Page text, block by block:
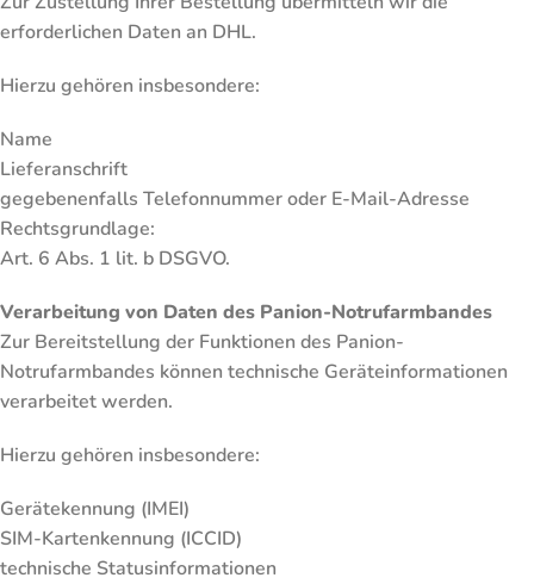
erforderlichen Daten an DHL.
Hierzu gehören insbesondere:
Name
Lieferanschrift
gegebenenfalls Telefonnummer oder E-Mail-Adresse
Rechtsgrundlage:
Art. 6 Abs. 1 lit. b DSGVO.
Verarbeitung von Daten des Panion-Notrufarmbandes
Zur Bereitstellung der Funktionen des Panion-
Notrufarmbandes können technische Geräteinformationen
verarbeitet werden.
Hierzu gehören insbesondere:
Gerätekennung (IMEI)
SIM-Kartenkennung (ICCID)
technische Statusinformationen